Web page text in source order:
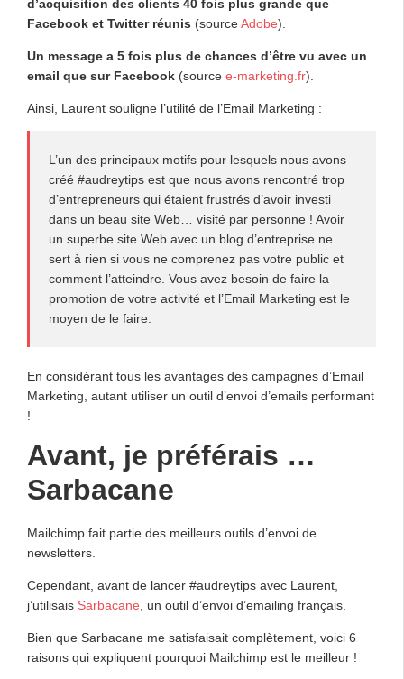
d’acquisition des clients 40 fois plus grande que
Facebook et Twitter réunis (sourceAdobe).
Un message a 5 fois plus de chances d’être vu avec un
email que sur Facebook (source e-marketing.fr).
Ainsi, Laurent souligne l’utilité de l’Email Marketing :
L’un des principaux motifs pour lesquels nous avons
créé #audreytips est que nous avons rencontré trop
d’entrepreneurs qui étaient frustrés d’avoir investi
dans un beau site Web… visité par personne ! Avoir
un superbe site Web avec un blog d’entreprise ne
sert à rien si vous ne comprenez pas votre public et
comment l’atteindre. Vous avez besoin de faire la
promotion de votre activité et l’Email Marketing est le
moyen de le faire.
En considérant tous les avantages des campagnes d’Email
Marketing, autant utiliser un outil d’envoi d’emails performant
!
Avant, je préférais …
Sarbacane
Mailchimp fait partie des meilleurs outils d’envoi de
newsletters.
Cependant, avant de lancer #audreytips avec Laurent,
j’utilisais Sarbacane, un outil d’envoi d’emailing français.
Bien que Sarbacane me satisfaisait complètement, voici 6
raisons qui expliquent pourquoi Mailchimp est le meilleur !